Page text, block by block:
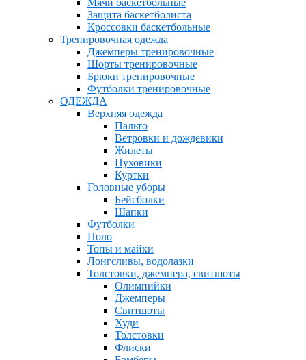
Защита баскетболиста
Кроссовки баскетбольные
Тренировочная одежда
Джемперы тренировочные
Шорты тренировочные
Брюки тренировочные
Футболки тренировочные
ОДЕЖДА
Верхняя одежда
Пальто
Ветровки и дождевики
Жилеты
Пуховики
Куртки
Головные уборы
Бейсболки
Шапки
Футболки
Поло
Топы и майки
Лонгсливы, водолазки
Толстовки, джемпера, свитшоты
Олимпийки
Джемперы
Свитшоты
Худи
Толстовки
Флиски